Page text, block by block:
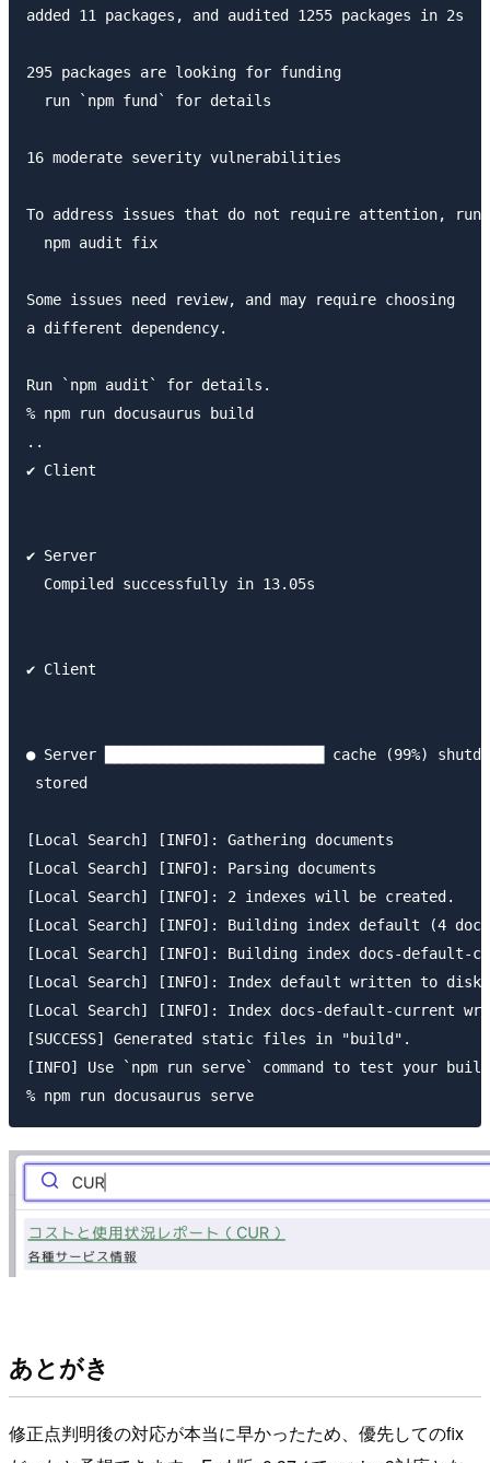
added 11 packages, and audited 1255 packages in 2s
295 packages are looking for funding
  run `npm fund` for details
16 moderate severity vulnerabilities
To address issues that do not require attention, run:
  npm audit fix
Some issues need review, and may require choosing
a different dependency.
Run `npm audit` for details.
% npm run docusaurus build
..
✔ Client
✔ Server
  Compiled successfully in 13.05s
✔ Client
● Server █████████████████████████ cache (99%)
stored
[Local Search] [INFO]: Gathering documents
[Local Search] [INFO]: Parsing documents
[Local Search] [INFO]: 2 indexes will be created.
[Local Search] [INFO]: Building index default (4
[Local Search] [INFO]: Building index docs-default-
[Local Search] [INFO]: Index default written to disk
[Local Search] [INFO]: Index docs-default-current
[SUCCESS] Generated static files in "build".
[INFO] Use `npm run serve` command to test your
あとがき
修正点判明後の対応が本当に早かったため、優先してのfix